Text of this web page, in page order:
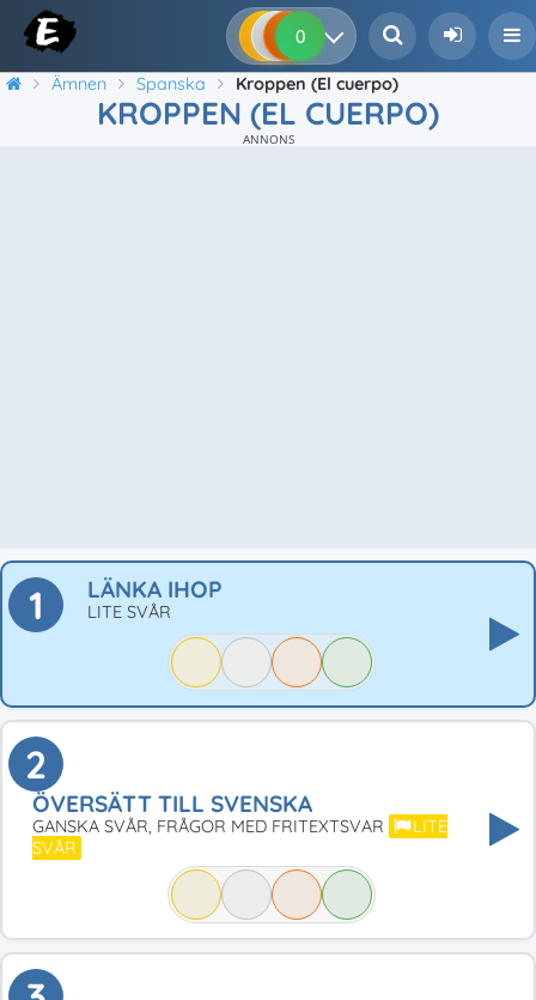
0 0 0
Ämnen Spanska Kroppen (El cuerpo)
KROPPEN (EL CUERPO)
ANNONS
1 LÄNKA IHOP
LITE SVÅR
2
ÖVERSÄTT TILL SVENSKA
GANSKA SVÅR, FRÅGOR MED FRITEXTSVAR
LITE
SVÅR